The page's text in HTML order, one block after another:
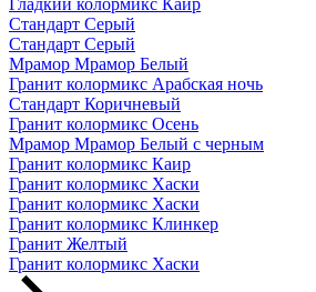
Гладкий колормикс Каир
Стандарт Серый
Стандарт Серый
Мрамор Мрамор Белый
Гранит колормикс Арабская ночь
Стандарт Коричневый
Гранит колормикс Осень
Мрамор Мрамор Белый с черным
Гранит колормикс Каир
Гранит колормикс Хаски
Гранит колормикс Хаски
Гранит колормикс Клинкер
Гранит Желтый
Гранит колормикс Хаски